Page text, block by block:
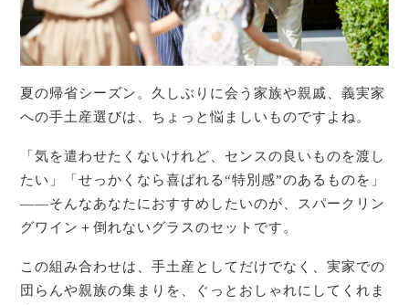
夏の帰省シーズン。久しぶりに会う家族や親戚、義実家
への手土産選びは、ちょっと悩ましいものですよね。
「気を遣わせたくないけれど、センスの良いものを渡し
たい」「せっかくなら喜ばれる“特別感”のあるものを」
——そんなあなたにおすすめしたいのが、スパークリン
グワイン＋倒れないグラスのセットです。
この組み合わせは、手土産としてだけでなく、実家での
団らんや親族の集まりを、ぐっとおしゃれにしてくれま